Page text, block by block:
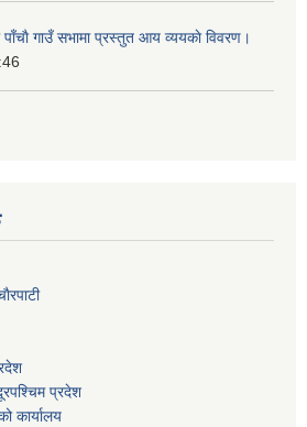
पाँचाै गाउँ सभामा प्रस्तुत आय व्ययकाे विवरण।
प्रदेश
कार्यालय